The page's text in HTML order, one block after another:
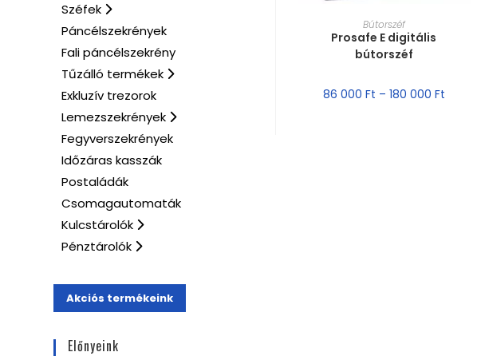
MÉRET VÁLASZTÁSA
Bútorszéf
Prosafe E digitális
bútorszéf
86 000 Ft – 180 000 Ft
Széfek
Páncélszekrények
Fali páncélszekrény
Tűzálló termékek
Exkluzív trezorok
Lemezszekrények
Fegyverszekrények
Időzáras kasszák
Postaládák
Csomagautomaták
Kulcstárolók
Pénztárolók
Akciós termékeink
Előnyeink